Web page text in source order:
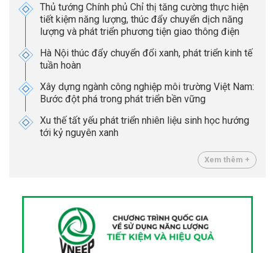
Thủ tướng Chính phủ Chỉ thị tăng cường thực hiện
tiết kiệm năng lượng, thúc đẩy chuyển dịch năng
lượng và phát triển phương tiện giao thông điện
Hà Nội thúc đẩy chuyển đổi xanh, phát triển kinh tế
tuần hoàn
Xây dựng ngành công nghiệp môi trường Việt Nam:
Bước đột phá trong phát triển bền vững
Xu thế tất yếu phát triển nhiên liệu sinh học hướng
tới kỷ nguyên xanh
Xem thêm +